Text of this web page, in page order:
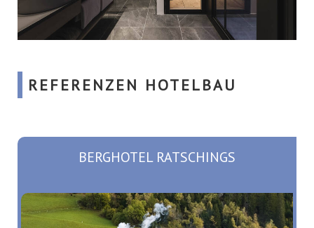
REFERENZEN HOTELBAU
BERGHOTEL RATSCHINGS